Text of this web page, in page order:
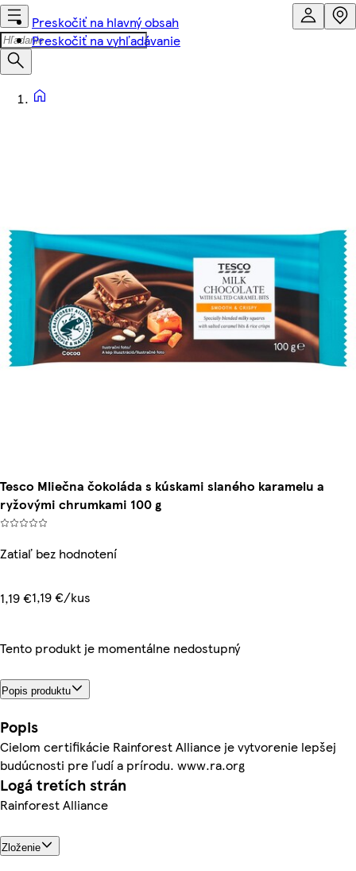
Preskočiť na hlavný obsah
Preskočiť na vyhľadávanie
Tesco Mliečna čokoláda s kúskami slaného karamelu a
ryžovými chrumkami 100 g
Zatiaľ bez hodnotení
1,19 €1,19 €/kus
Tento produkt je momentálne nedostupný
Popis produktu
Popis
Cielom certifikácie Rainforest Alliance je vytvorenie lepšej
budúcnosti pre ľudí a prírodu. www.ra.org
Logá tretích strán
Rainforest Alliance
Zloženie